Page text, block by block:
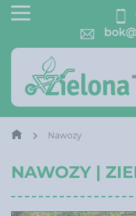
Nawozy
NAWOZY |